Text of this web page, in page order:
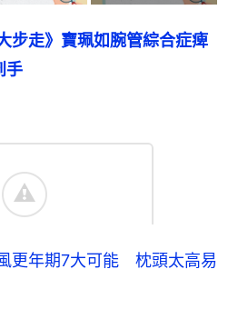
步走》寶珮如腕管綜合症痺
手
更年期7大可能 枕頭太高易